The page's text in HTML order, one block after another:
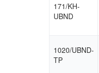
171/KH-
UBND
1020/UBND-
TP